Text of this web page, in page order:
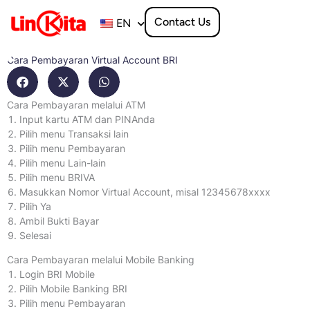
content
EN Contact Us
Cara Pembayaran Virtual Account BRI
Cara Pembayaran melalui ATM
Input kartu ATM dan PINAnda
Pilih menu Transaksi lain
Pilih menu Pembayaran
Pilih menu Lain-lain
Pilih menu BRIVA
Masukkan Nomor Virtual Account, misal 12345678xxxx
Pilih Ya
Ambil Bukti Bayar
Selesai
Cara Pembayaran melalui Mobile Banking
Login BRI Mobile
Pilih Mobile Banking BRI
Pilih menu Pembayaran